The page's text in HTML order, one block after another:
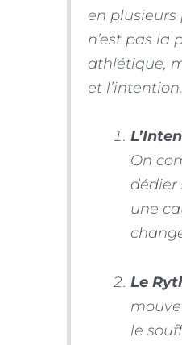
en plusieurs
n’est pas la
athlétique,
et l’intention.
On
dédier
une
Le
le